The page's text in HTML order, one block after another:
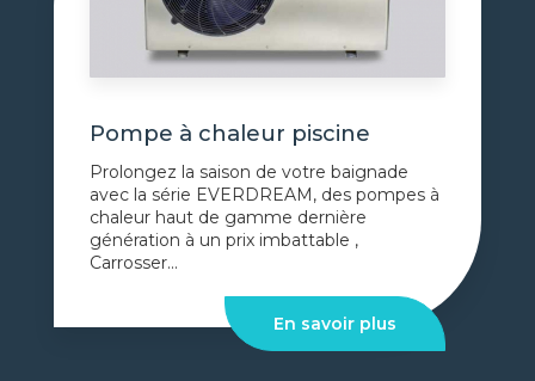
Pompe à chaleur piscine
Prolongez la saison de votre baignade
avec la série EVERDREAM, des pompes à
chaleur haut de gamme dernière
génération à un prix imbattable ,
Carrosser...
En savoir plus